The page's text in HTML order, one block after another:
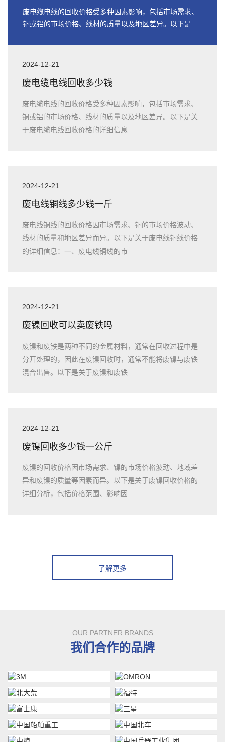
废电缆电线的回收价格受多种因素影响，包括市场需求、
铜或铝的市场价格、线材的质量以及地区差异。以下是关
2024-12-21
废电缆电线回收多少钱
废电缆电线的回收价格受多种因素影响，包括市场需求、
铜或铝的市场价格、线材的质量以及地区差异。以下是关
于废电缆电线回收价格的详细信息
2024-12-21
废电线铜线多少钱一斤
废电线铜线的回收价格因市场需求、铜的市场价格波动、
线材的质量和地区差异而异。以下是关于废电线铜线价格
的详细信息：一、废电线铜线的市
2024-12-21
废镍回收可以卖废铁吗
废镍和废铁是两种不同的金属材料，通常在回收过程中是
分开处理的，因此在废镍回收时，通常不能将废镍与废铁
混合出售。以下是关于废镍和废铁
2024-12-21
废镍回收多少钱一公斤
废镍的回收价格因市场需求、镍的市场价格波动、地域差
异和废镍的质量等因素而异。以下是关于废镍回收价格的
详细分析，包括价格范围、影响因
了解更多
OUR PARTNER BRANDS
我们合作的品牌